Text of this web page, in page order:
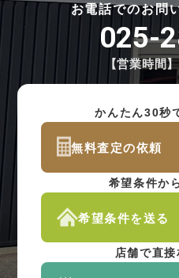
お電話でのお問
025-
【営業時間
かんたん30秒
無料査定の依頼
希望条件か
希望条件を送る
店舗で直